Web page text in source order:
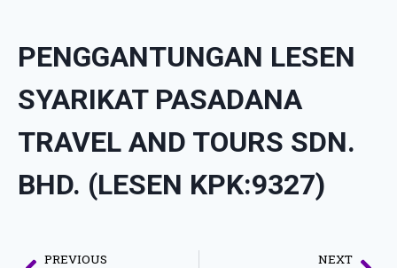
PENGGANTUNGAN LESEN
SYARIKAT PASADANA
TRAVEL AND TOURS SDN.
BHD. (LESEN KPK:9327)
PREVIOUS NEXT